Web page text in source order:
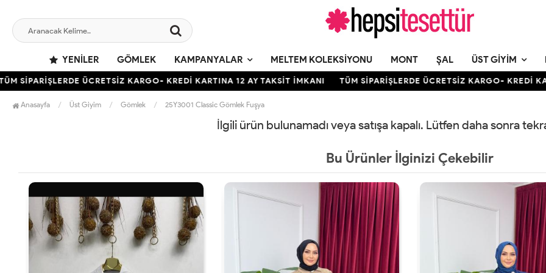
YENILER GÖMLEK KAMPANYALAR MELTEM KOLEKSIYONU MONT ŞAL ÜST GIYIM
ÜCRETSİZ KARGO- KREDİ KARTINA 12 AY TAKSİT İMKANI TÜM SİPARİŞLERDE ÜCRETSİZ KARGO- KREDİ
Anasayfa Üst Giyim Gömlek 25Y3001 Classic Gömlek Fuşya
İlgili ürün bulunamadı veya satışa kapalı. Lütfen daha sonra
Bu Ürünler İlginizi Çekebilir